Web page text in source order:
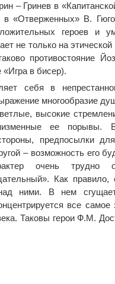
– Гринев в
«Отверженных» В.
героев и
не только на
противостояние
«Игра в бисер).
себя в
многообразие
высокие
ее порывы. В
предпосылки
– возможность его
очень трудно
Как
ними. В нем
все самое
Таковы герои Ф.М.